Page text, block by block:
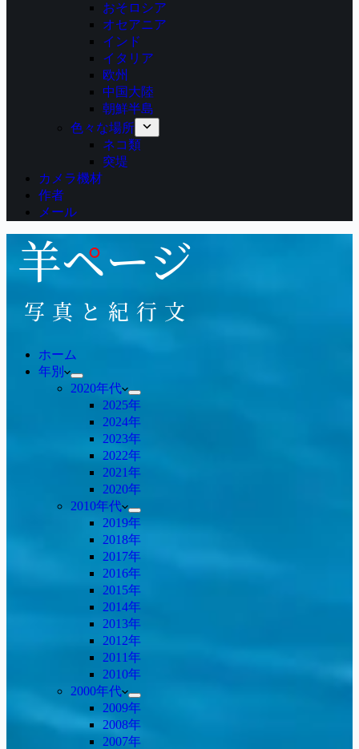
おそロシア
オセアニア
インド
イタリア
欧州
中国大陸
朝鮮半島
色々な場所
ネコ類
突堤
カメラ機材
作者
メール
ホーム
年別
2020年代
2025年
2024年
2023年
2022年
2021年
2020年
2010年代
2019年
2018年
2017年
2016年
2015年
2014年
2013年
2012年
2011年
2010年
2000年代
2009年
2008年
2007年